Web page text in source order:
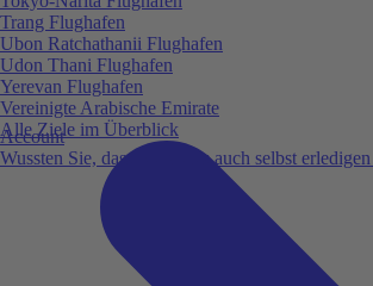
Account
Wussten Sie, dass Sie vieles auch selbst
Trang Flughafen
Ubon Ratchathanii Flughafen
Udon Thani Flughafen
Yerevan Flughafen
Vereinigte Arabische Emirate
Alle Ziele im Überblick